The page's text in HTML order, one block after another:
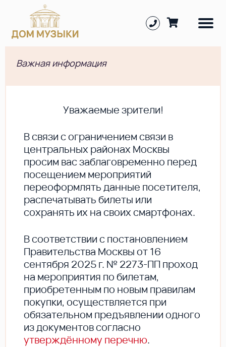
Важная информация
Уважаемые зрители!
В cвязи с ограничением связи в
центральных районах Москвы
просим вас заблаговременно перед
посещением мероприятий
переоформлять данные посетителя,
распечатывать билеты или
сохранять их на своих смартфонах.
В соответствии с постановлением
Правительства Москвы от 16
сентября 2025 г. № 2273-ПП проход
на мероприятия по билетам,
приобретенным по новым правилам
покупки, осуществляется при
обязательном предъявлении одного
из документов согласно
утверждённому перечню.